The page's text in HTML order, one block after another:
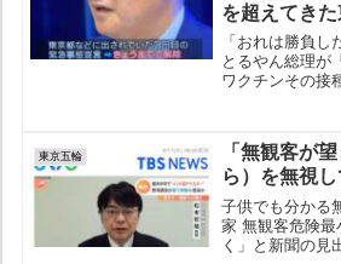
を超えてき
「おれは勝負
とるやん総理が
ワクチンその接
吠えているら
であっさりと緊
人を超えてきた
東京五輪
「無観客が
ら）を無視
子供でも分かる
家 無観客危険最
く」と新聞の見